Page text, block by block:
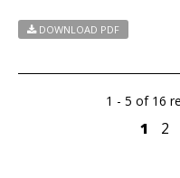
DOWNLOAD PDF
1 - 5 of 16
1 2